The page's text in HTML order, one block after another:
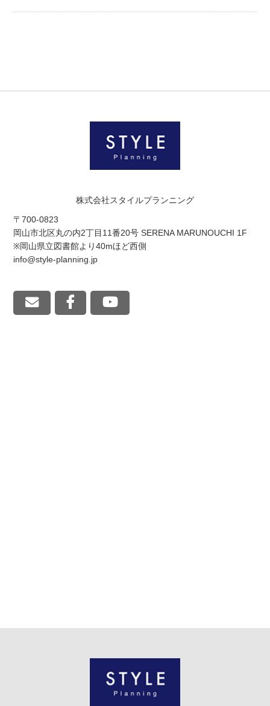
株式会社スタイルプランニング
〒700-0823
岡山市北区丸の内2丁目11番20号 SERENA MARUNOUCHI 1F
※岡山県立図書館より40mほど西側
info@style-planning.jp